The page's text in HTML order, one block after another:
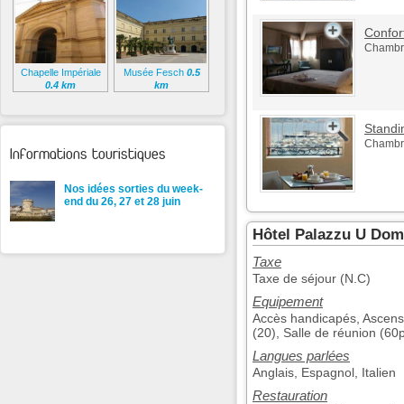
Hôtel Palazzu U
Taxe
Taxe de séjour (N.C)
Equipement
Accès handicapés,
(20), Salle de réunion
Langues parlées
Anglais, Espagnol, Italien
Restauration
Chapelle Impériale
0.4 km
Musée Fesch 0.5
km
Informations touristiques
Nos idées sorties du week-
end du 26, 27 et 28 juin